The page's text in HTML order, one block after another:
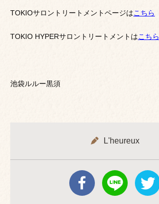
TOKIOサロントリートメントページはこちら
TOKIO HYPERサロントリートメントはこちら
池袋ルルー黒須
L'heureux